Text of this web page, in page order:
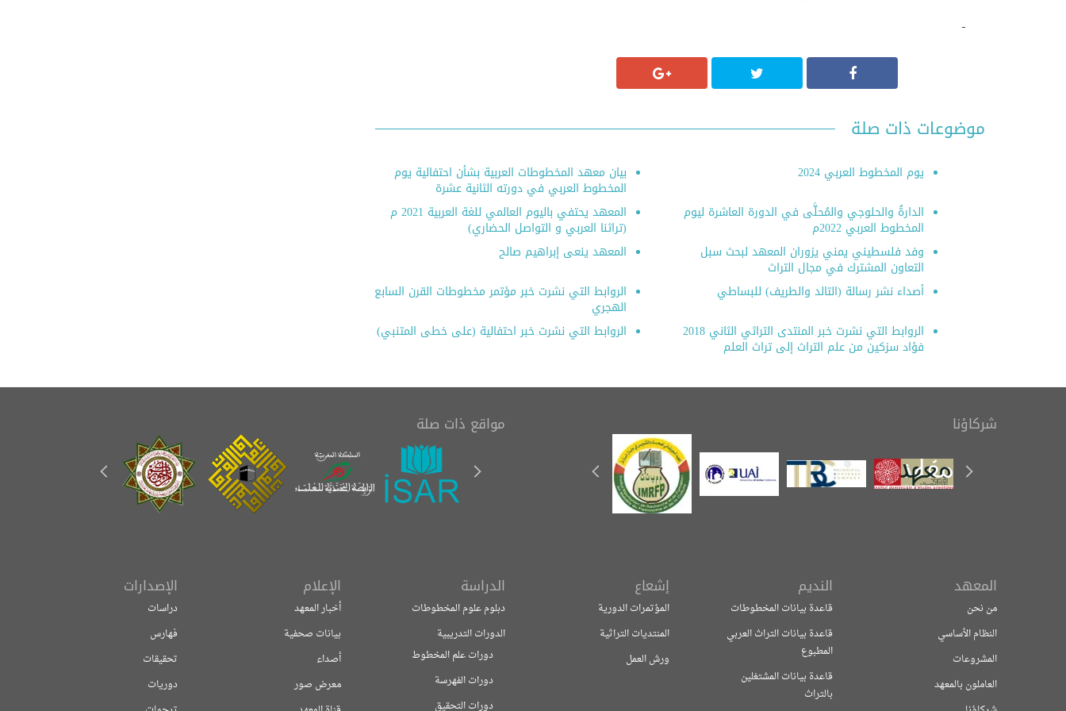
موضوعات ذات صلة
يوم المخطوط العربي 2024 بيان معهد المخطوطات العربية بشأن احتفالية يوم
المخطوط العربي في دورته الثانية عشرة
الدارةُ والحلوجي والمُحلَّى في الدورة العاشرة ليوم
المخطوط العربي 2022م
المعهد يحتفي باليوم العالمي للغة العربية 2021 م
(تراثنا العربي و التواصل الحضاري)
وفد فلسطيني يمني يزوران المعهد لبحث سبل
التعاون المشترك في مجال التراث
المعهد ينعى إبراهيم صالح
أصداء نشر رسالة (التالد والطريف) للبساطي
الروابط التي نشرت خبر مؤتمر مخطوطات القرن السابع
الهجري
الروابط التي نشرت خبر المنتدى التراثي الثاني 2018
فؤاد سزكين من علم التراث إلى تراث العلم
الروابط التي نشرت خبر احتفالية (على خطى المتنبي)
مواقع ذات صلة شركاؤنا
الإصدارات
دراسات
فهارس
تحقيقات
دوريات
الإعلام
أخبار المعهد
بيانات صحفية
أصداء
معرض صور
الدراسة
دبلوم علوم المخطوطات
الدورات التدريبية
دورات علم المخطوط
دورات الفهرسة
دورات التحقيق
إشعاع
المؤتمرات الدورية
المنتديات التراثية
ورش العمل
النديم
قاعدة بيانات المخطوطات
قاعدة بيانات التراث العربي
المطبوع
قاعدة بيانات المشتغلين
بالتراث
المعهد
من نحن
النظام الأساسي
المشروعات
العاملون بالمعهد